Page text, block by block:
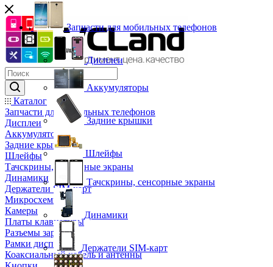
Каталог
Запчасти для мобильных телефонов
Дисплеи
Аккумуляторы
Задние крышки
Шлейфы
Тачскрины, сенсорные экраны
Динамики
Держатели SIM-карт
Микросхемы
Камеры
Платы клавиатуры
Разъемы зарядки
Рамки дисплея
Коаксиальный кабель и антенны
Запчасти для мобильных телефонов
Дисплеи
Аккумуляторы
Задние крышки
Шлейфы
Тачскрины, сенсорные экраны
Динамики
Держатели SIM-карт